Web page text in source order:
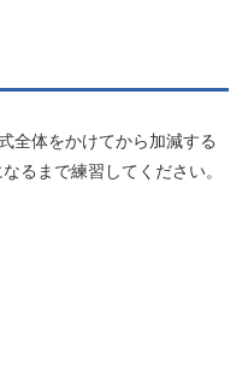
全体をかけてから加減する
るまで練習してください。